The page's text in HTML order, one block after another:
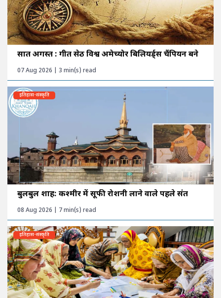
सात अगस्त : गीत सेठी विश्व अमेच्योर बिलियर्ड्स चैंपियन बने
07 Aug 2026 | 3 min(s) read
इतिहास-संस्कृति
बुलबुल शाह: कश्मीर में सूफी रोशनी लाने वाले पहले संत
08 Aug 2026 | 7 min(s) read
इतिहास-संस्कृति